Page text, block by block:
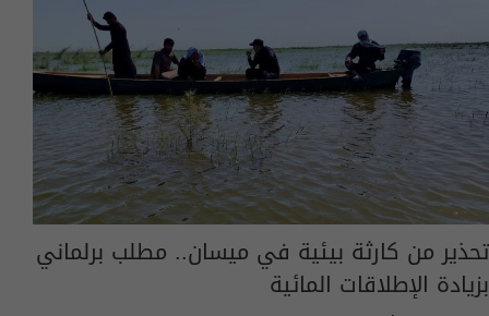
تحذير من كارثة بيئية في ميسان.. مطلب برلماني
بزيادة الإطلاقات المائية